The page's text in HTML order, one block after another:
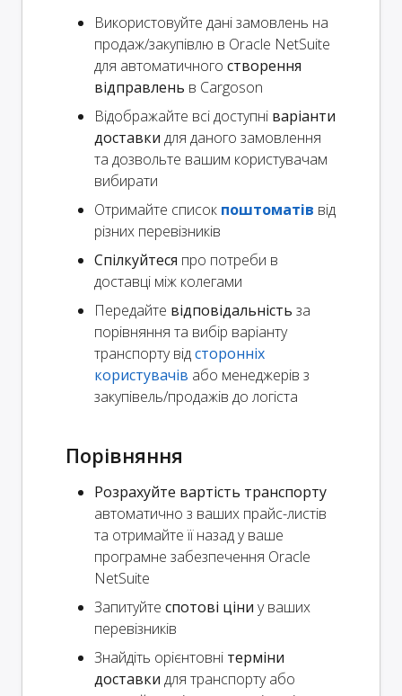
Використовуйте дані замовлень на
продаж/закупівлю в Oracle NetSuite
для автоматичного створення
відправлень в Cargoson
Відображайте всі доступні варіанти
доставки для даного замовлення
та дозвольте вашим користувачам
вибирати
Отримайте список поштоматів від
різних перевізників
Спілкуйтеся про потреби в
доставці між колегами
Передайте відповідальність за
порівняння та вибір варіанту
транспорту відсторонніх
користувачів або менеджерів з
закупівель/продажів до логіста
Порівняння
Розрахуйте вартість транспорту
автоматично з ваших прайс-листів
та отримайте її назад у ваше
програмне забезпечення Oracle
NetSuite
Запитуйте спотові ціни у ваших
перевізників
Знайдіть орієнтовні терміни
доставки для транспорту або